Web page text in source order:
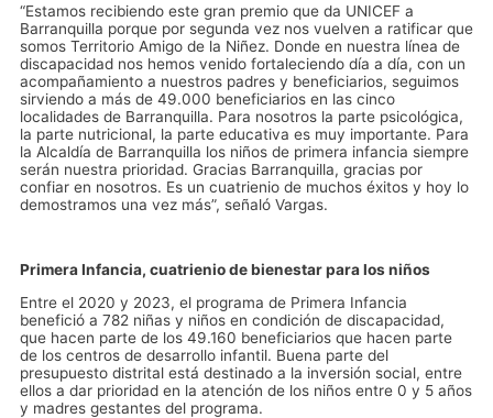
“Estamos recibiendo este gran premio que da UNICEF a
Barranquilla porque por segunda vez nos vuelven a ratificar que
somos Territorio Amigo de la Niñez. Donde en nuestra línea de
discapacidad nos hemos venido fortaleciendo día a día, con un
acompañamiento a nuestros padres y beneficiarios, seguimos
sirviendo a más de 49.000 beneficiarios en las cinco
localidades de Barranquilla. Para nosotros la parte psicológica,
la parte nutricional, la parte educativa es muy importante. Para
la Alcaldía de Barranquilla los niños de primera infancia siempre
serán nuestra prioridad. Gracias Barranquilla, gracias por
confiar en nosotros. Es un cuatrienio de muchos éxitos y hoy lo
demostramos una vez más”, señaló Vargas.
Primera Infancia, cuatrienio de bienestar para los niños
Entre el 2020 y 2023, el programa de Primera Infancia
benefició a 782 niñas y niños en condición de discapacidad,
que hacen parte de los 49.160 beneficiarios que hacen parte
de los centros de desarrollo infantil. Buena parte del
presupuesto distrital está destinado a la inversión social, entre
ellos a dar prioridad en la atención de los niños entre 0 y 5 años
y madres gestantes del programa.